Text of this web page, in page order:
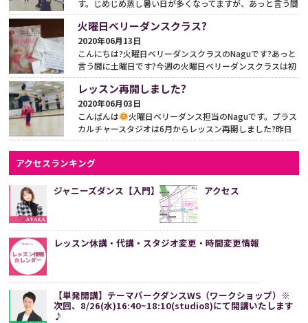
す。じめじめ蒸し暑い日が多くなってますが、あっと言う間
に7月ですね?7月から復帰された生徒さんに会えて嬉しか
っ...続きをみる
火曜日ベリーダンスクラス?
2020年06月13日
こんにちは?火曜日ベリーダンスクラスのNaguです?あっと
言う間に土曜日です?今週の火曜日ベリーダンスクラスは初
級クラスに新しいメンバーをお迎えして新しい振付に入り...
続きをみる
レッスン再開しました?
2020年06月03日
こんばんは
火曜日ベリーダンス担当のNaguです。プラス
カルチャースタジオは6月からレッスン再開しました?昨日
は再開後の初レッスンでした?生徒さん達に久々に会えて
嬉...続きをみる
アクセスランキング
ジャニーズダンス【入門】 アクセス
レッスン休講・代講・スタジオ変更・時間変更情報
【単発開講】テーマパークダンスWS（ワークショップ）※
次回、8/26(水)16:40~18:10(studio8)にて開講いたします
♪